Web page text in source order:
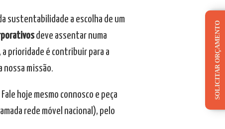
sustentabilidade a escolha de um
deve assentar numa
a prioridade é contribuir para a
nossa missão.
hoje mesmo connosco e peça
rede móvel nacional), pelo
SOLICITAR ORÇAMENTO